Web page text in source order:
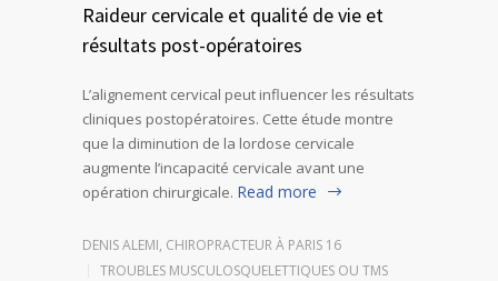
Raideur cervicale et qualité de vie et
résultats post-opératoires
L’alignement cervical peut influencer les résultats
cliniques postopératoires. Cette étude montre
que la diminution de la lordose cervicale
augmente l’incapacité cervicale avant une
opération chirurgicale. Read more
DENIS ALEMI, CHIROPRACTEUR À PARIS 16
TROUBLES MUSCULOSQUELETTIQUES OU TMS